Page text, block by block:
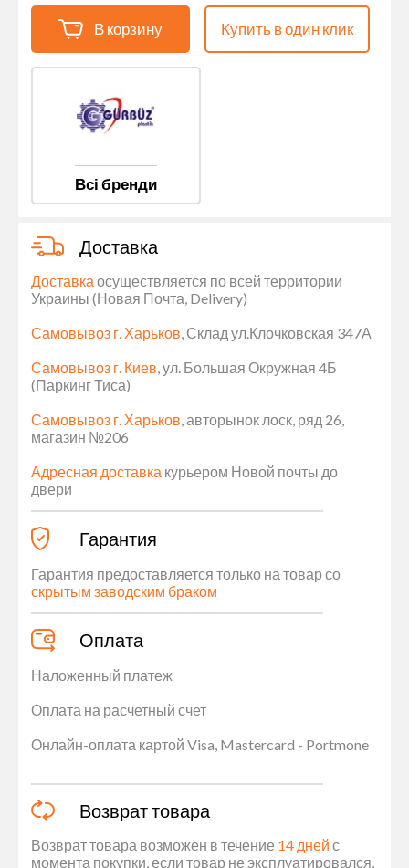
В корзину Купить в один клик
Всі бренди
Доставка
Доставка осуществляется по всей территории
Украины (Новая Почта, Delivery)
Самовывоз г. Харьков, Склад ул.Клочковская 347А
Самовывоз г. Киев, ул. Большая Окружная 4Б
(Паркинг Тиса)
Самовывоз г. Харьков, авторынок лоск, ряд 26,
магазин №206
Адресная доставка курьером Новой почты до
двери
Гарантия
Гарантия предоставляется только на товар со
скрытым заводским браком
Оплата
Наложенный платеж
Оплата на расчетный счет
Онлайн-оплата картой Visa, Mastercard - Portmone
Возврат товара
Возврат товара возможен в течение 14 дней с
момента покупки, если товар не эксплуатировался,